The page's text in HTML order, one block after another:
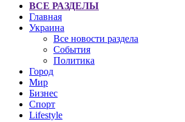
ВСЕ РАЗДЕЛЫ
Главная
Украина
Все новости раздела
События
Политика
Город
Мир
Бизнес
Спорт
Lifestyle